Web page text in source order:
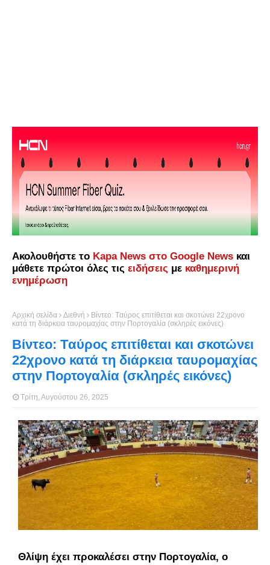
Ακολουθήστε το Kapa News στο Google News και
μάθετε πρώτοι όλες τις ειδήσεις με καθημερινή
ενημέρωση
Αρχική σελίδα Διεθνή
Βίντεο: Tαύρος επιτίθεται και σκοτώνει 22χρονο
κατά τη διάρκεια ταυρομαχίας στην Πορτογαλία (σκληρές εικόνες)
Βίντεο: Tαύρος επιτίθεται και σκοτώνει
22χρονο κατά τη διάρκεια ταυρομαχίας
στην Πορτογαλία (σκληρές εικόνες)
Τρίτη, Αυγούστου 26, 2025
Θλίψη έχει προκαλέσει στην Πορτογαλία, ο